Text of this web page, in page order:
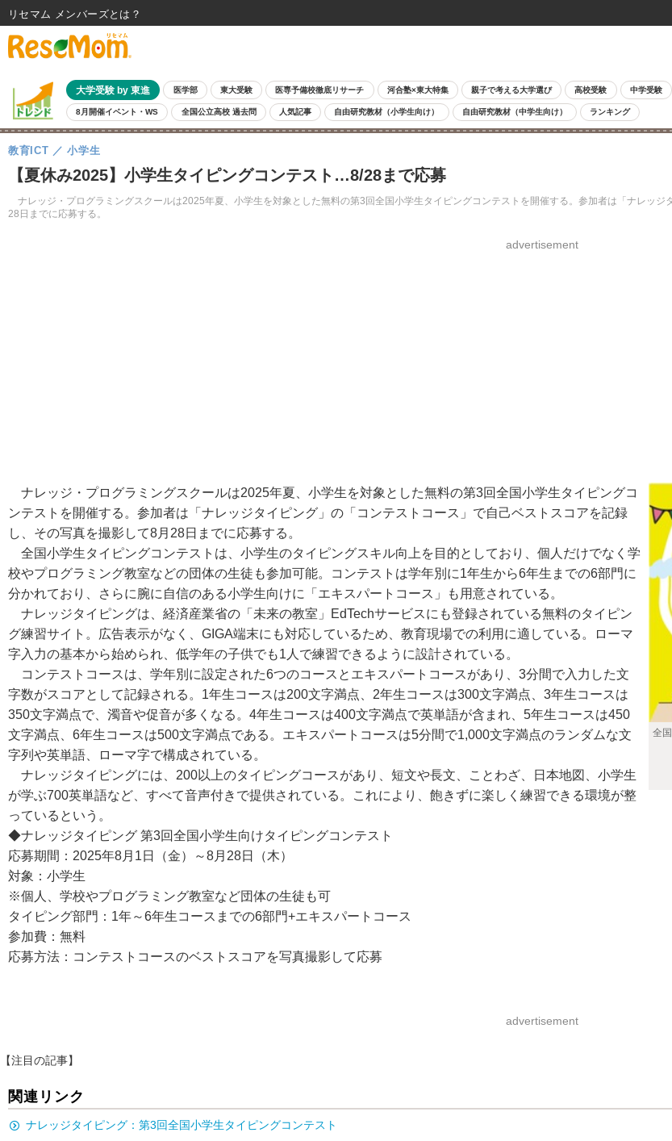
大学受験 by 東進 医学部 東大受験 医専予備校徹底リサーチ 河合塾×東大特集 親子で考える大学選び 高校受験 中学受験
8月開催イベント・WS 全国公立高校 過去問 人気記事 自由研究教材（小学生向け） 自由研究教材（中学生向け） ランキング
【夏休み2025】小学生タイピングコンテスト…8/28まで応募
ナレッジ・プログラミングスクールは2025年夏、小学生を対象とした無料の第3回全国小学生タイピングコンテストを開催する。参加者は「ナレッ
28日までに応募する。
教育ICT 小学生
advertisement
全
ナレッジ・プログラミングスクールは2025年夏、小学生を対象とした無料の第3回全国小学生タイピングコ
ンテストを開催する。参加者は「ナレッジタイピング」の「コンテストコース」で自己ベストスコアを記録
し、その写真を撮影して8月28日までに応募する。
全国小学生タイピングコンテストは、小学生のタイピングスキル向上を目的としており、個人だけでなく学
校やプログラミング教室などの団体の生徒も参加可能。コンテストは学年別に1年生から6年生までの6部門に
分かれており、さらに腕に自信のある小学生向けに「エキスパートコース」も用意されている。
ナレッジタイピングは、経済産業省の「未来の教室」EdTechサービスにも登録されている無料のタイピン
グ練習サイト。広告表示がなく、GIGA端末にも対応しているため、教育現場での利用に適している。ローマ
字入力の基本から始められ、低学年の子供でも1人で練習できるように設計されている。
コンテストコースは、学年別に設定された6つのコースとエキスパートコースがあり、3分間で入力した文
字数がスコアとして記録される。1年生コースは200文字満点、2年生コースは300文字満点、3年生コースは
350文字満点で、濁音や促音が多くなる。4年生コースは400文字満点で英単語が含まれ、5年生コースは450
文字満点、6年生コースは500文字満点である。エキスパートコースは5分間で1,000文字満点のランダムな文
字列や英単語、ローマ字で構成されている。
ナレッジタイピングには、200以上のタイピングコースがあり、短文や長文、ことわざ、日本地図、小学生
が学ぶ700英単語など、すべて音声付きで提供されている。これにより、飽きずに楽しく練習できる環境が整
っているという。
◆ナレッジタイピング 第3回全国小学生向けタイピングコンテスト
応募期間：2025年8月1日（金）～8月28日（木）
対象：小学生
※個人、学校やプログラミング教室など団体の生徒も可
タイピング部門：1年～6年生コースまでの6部門+エキスパートコース
参加費：無料
応募方法：コンテストコースのベストスコアを写真撮影して応募
advertisement
【注目の記事】
関連リンク
ナレッジタイピング：第3回全国小学生タイピングコンテスト
リセマム メンバーズ